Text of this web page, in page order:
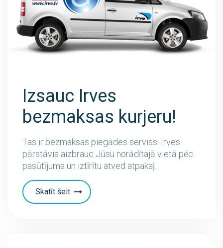
Izsauc Irves
bezmaksas kurjeru!
Tas ir bezmaksas piegādes serviss. Irves
pārstāvis aizbrauc Jūsu norādītajā vietā pēc
pasūtījuma un iztīrītu atved atpakaļ.
Skatīt šeit